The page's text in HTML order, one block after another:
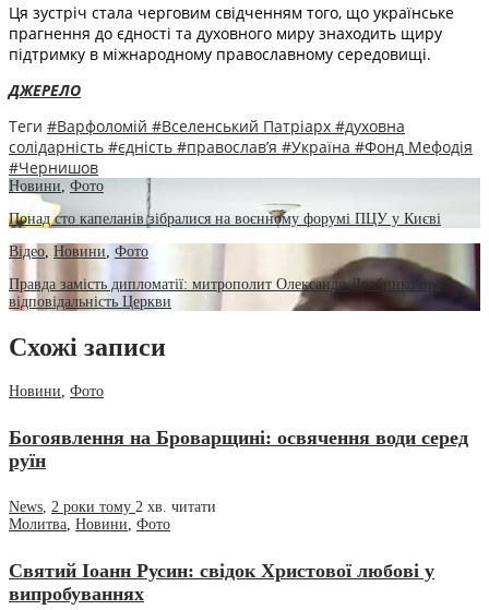
Ця зустріч стала черговим свідченням того, що українське
прагнення до єдності та духовного миру знаходить щиру
підтримку в міжнародному православному середовищі.
ДЖЕРЕЛО
Теги #Варфоломій #Вселенський Патріарх #духовна
солідарність #єдність #православ’я #Україна #Фонд Мефодія
#Чернишов
Новини Фото
Понад сто капеланів зібралися на воєнному форумі ПЦУ у Києві
Відео Новини Фото
Правда замість дипломатії: митрополит Олександр Драбинко про
відповідальність Церкви
Схожі записи
Новини, Фото
Богоявлення на Броварщині: освячення води серед
руїн
News, 2 роки тому 2 хв. читати
Молитва, Новини, Фото
Святий Іоанн Русин: свідок Христової любові у
випробуваннях